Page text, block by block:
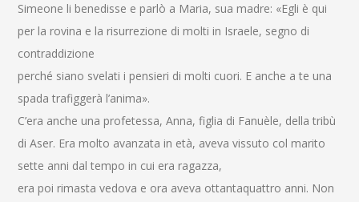
Simeone li benedisse e parlò a Maria, sua madre: «Egli è qui
per la rovina e la risurrezione di molti in Israele, segno di
contraddizione
perché siano svelati i pensieri di molti cuori. E anche a te una
spada trafiggerà l’anima».
C’era anche una profetessa, Anna, figlia di Fanuèle, della tribù
di Aser. Era molto avanzata in età, aveva vissuto col marito
sette anni dal tempo in cui era ragazza,
era poi rimasta vedova e ora aveva ottantaquattro anni. Non